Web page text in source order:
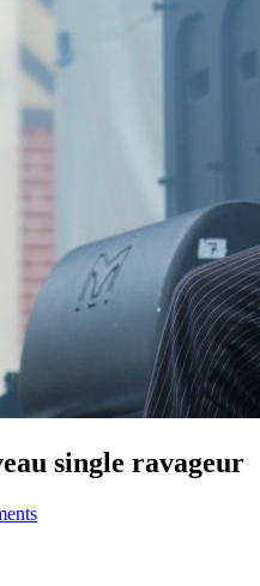
single ravageur